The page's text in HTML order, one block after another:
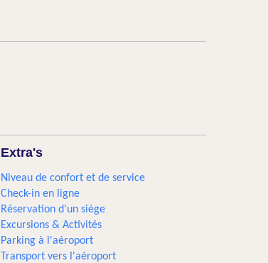
Extra's
Niveau de confort et de service
Check-in en ligne
Réservation d'un siège
Excursions & Activités​
Parking à l'aéroport
Transport vers l'aéroport